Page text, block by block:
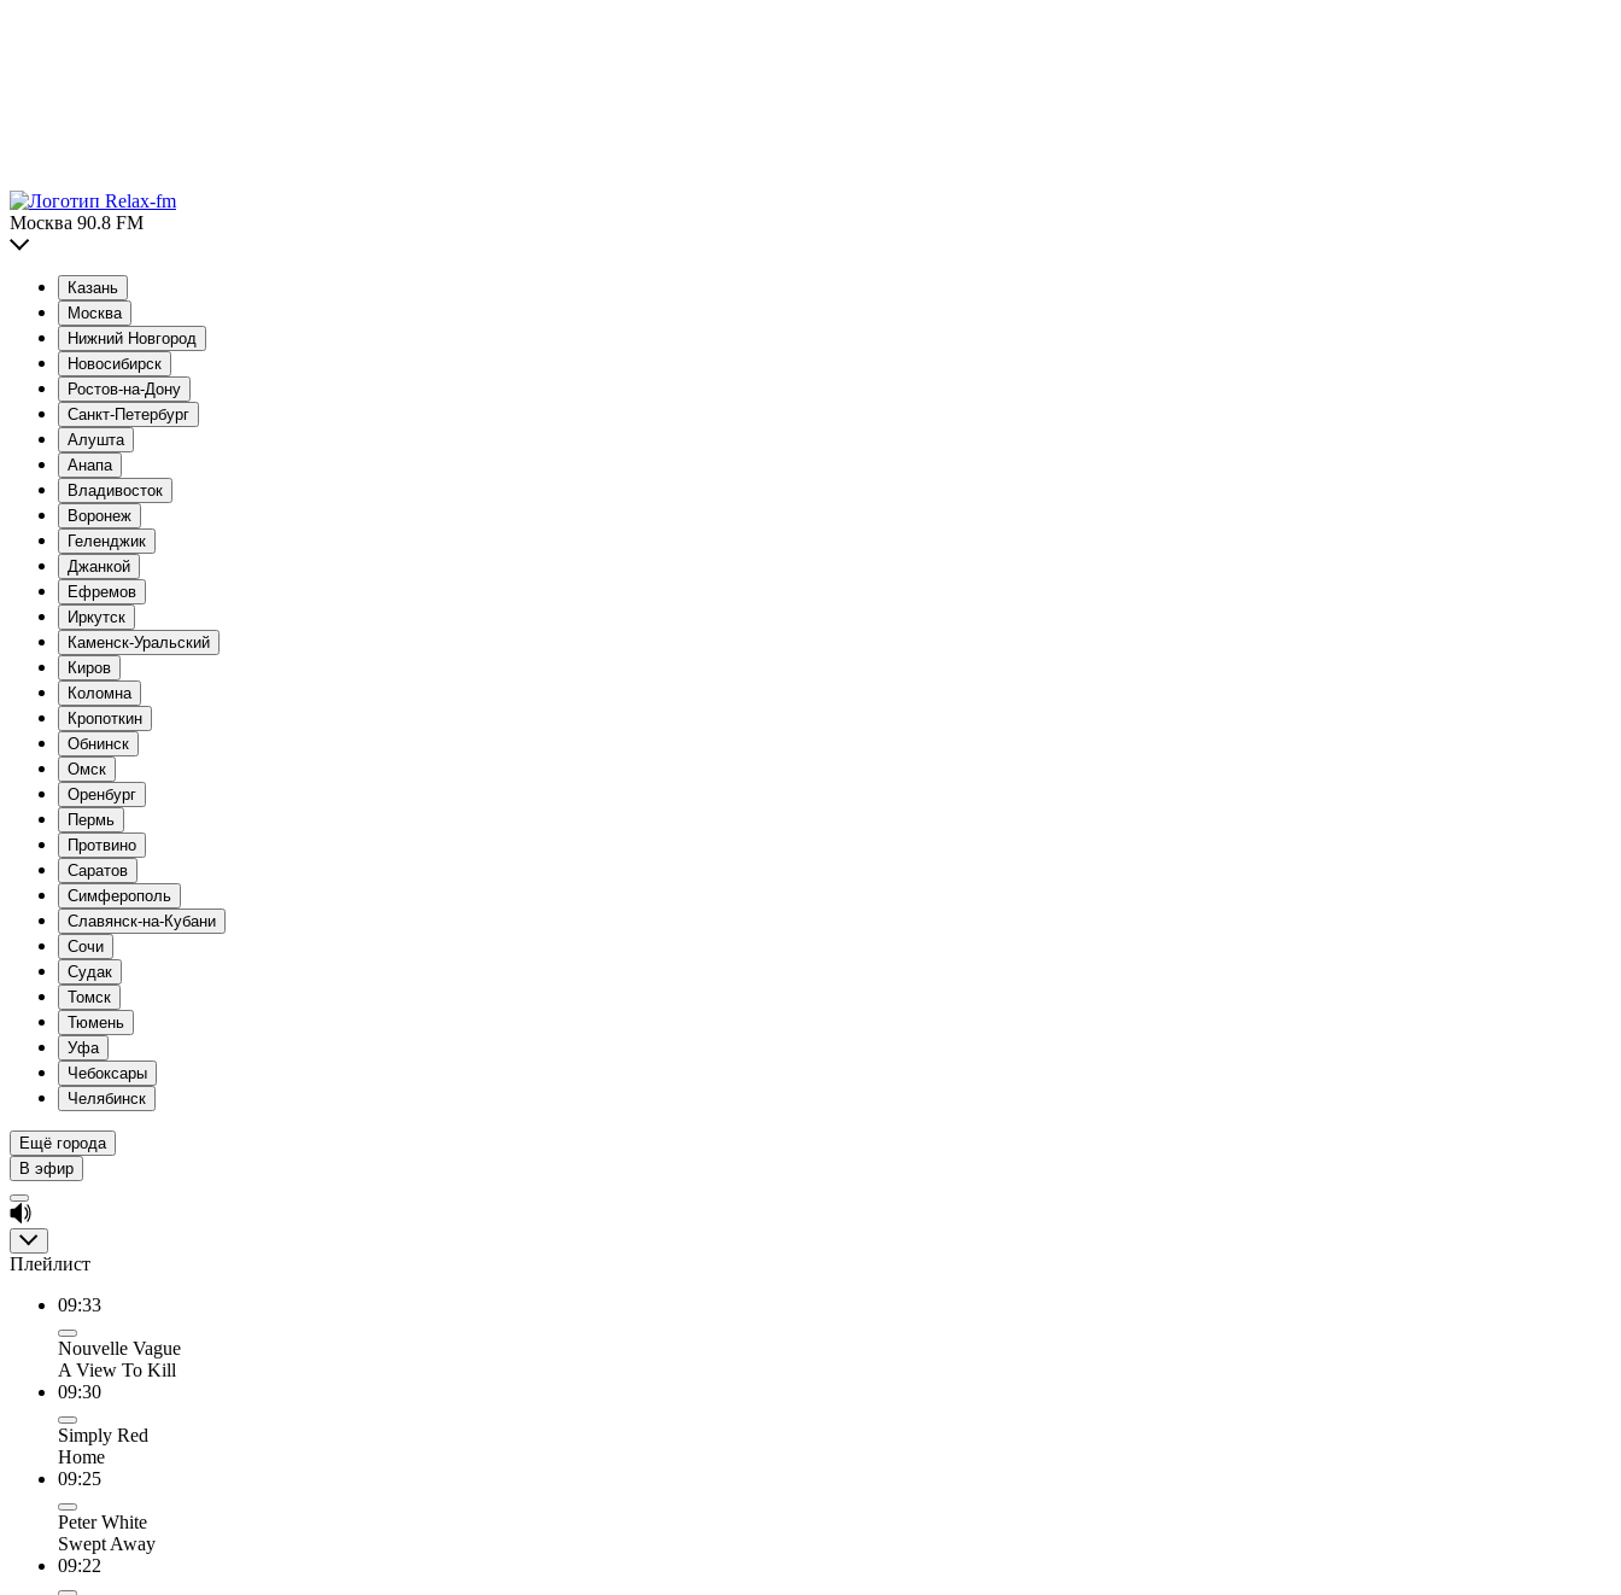
Москва 90.8 FM
Казань
Москва
Нижний Новгород
Новосибирск
Ростов-на-Дону
Санкт-Петербург
Алушта
Анапа
Владивосток
Воронеж
Геленджик
Джанкой
Ефремов
Иркутск
Каменск-Уральский
Киров
Коломна
Кропоткин
Обнинск
Омск
Оренбург
Пермь
Протвино
Саратов
Симферополь
Славянск-на-Кубани
Сочи
Судак
Томск
Тюмень
Уфа
Чебоксары
Челябинск
Ещё города
В эфир
Плейлист
09:33
Nouvelle Vague
A View To Kill
09:30
Simply Red
Home
09:25
Peter White
Swept Away
09:22